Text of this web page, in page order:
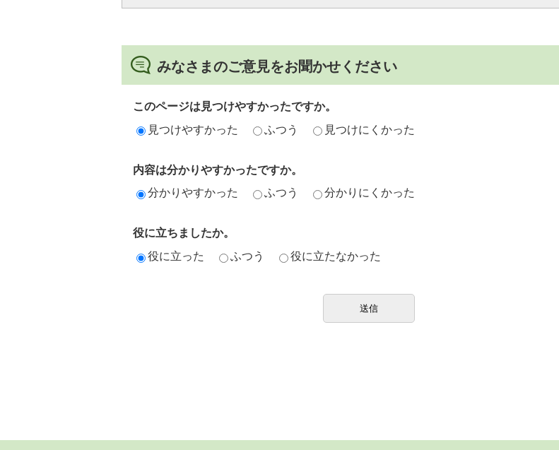
みなさまのご意見をお聞かせください
このページは見つけやすかったですか。
見つけやすかった
ふつう 見つけにくかった
内容は分かりやすかったですか。
分かりやすかった
ふつう 分かりにくかった
役に立ちましたか。
役に立った
ふつう 役に立たなかった